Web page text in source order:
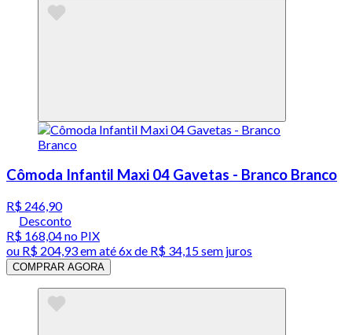
Cômoda Infantil Maxi 04 Gavetas - Branco Branco
R$ 246,90
Desconto
R$ 168,04no PIX
ou R$ 204,93em até6x de R$ 34,15 sem juros
COMPRAR AGORA